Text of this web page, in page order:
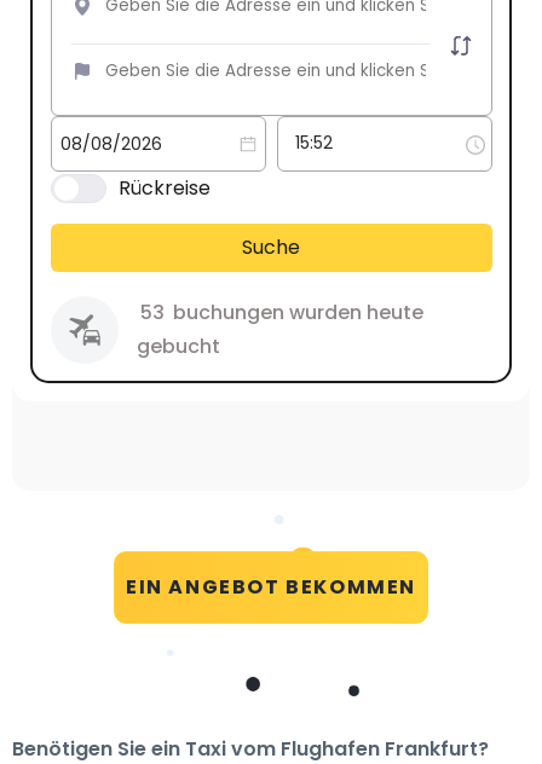
Rückreise
Suche
53 buchungen wurden heute
gebucht
EIN ANGEBOT BEKOMMEN
Benötigen Sie ein Taxi vom Flughafen Frankfurt?